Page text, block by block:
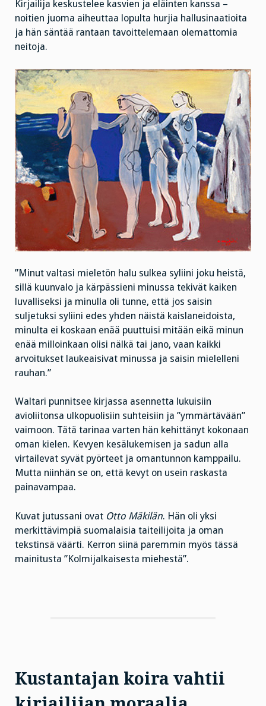
Kirjailija keskustelee kasvien ja eläinten kanssa –
noitien juoma aiheuttaa lopulta hurjia hallusinaatioita
ja hän säntää rantaan tavoittelemaan olemattomia
neitoja.
”Minut valtasi mieletön halu sulkea syliini joku heistä,
sillä kuunvalo ja kärpässieni minussa tekivät kaiken
luvalliseksi ja minulla oli tunne, että jos saisin
suljetuksi syliini edes yhden näistä kaislaneidoista,
minulta ei koskaan enää puuttuisi mitään eikä minun
enää milloinkaan olisi nälkä tai jano, vaan kaikki
arvoitukset laukeaisivat minussa ja saisin mielelleni
rauhan.”
Waltari punnitsee kirjassa asennetta lukuisiin
avioliitonsa ulkopuolisiin suhteisiin ja ”ymmärtävään”
vaimoon. Tätä tarinaa varten hän kehittänyt kokonaan
oman kielen. Kevyen kesälukemisen ja sadun alla
virtailevat syvät pyörteet ja omantunnon kamppailu.
Mutta niinhän se on, että kevyt on usein raskasta
painavampaa.
Kuvat jutussani ovat Otto Mäkilän. Hän oli yksi
merkittävimpiä suomalaisia taiteilijoita ja oman
tekstinsä väärti. Kerron siinä paremmin myös tässä
mainitusta ”Kolmijalkaisesta miehestä”.
Kustantajan koira vahtii